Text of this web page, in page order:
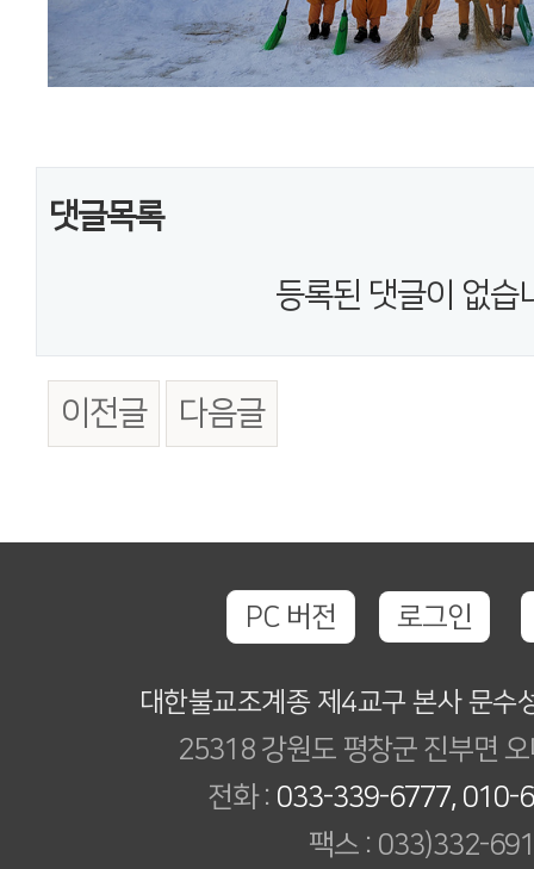
댓글목록
등록된 댓글이 없습
이전글 다음글
PC 버전 로그인
대한불교조계종 제4교구 본사 문수
25318 강원도 평창군 진부면
전화 : 033-339-6777, 010-
팩스 : 033)332-